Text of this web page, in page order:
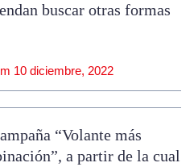
buscar otras formas
10 diciembre, 2022
“Volante más
a partir de la cual